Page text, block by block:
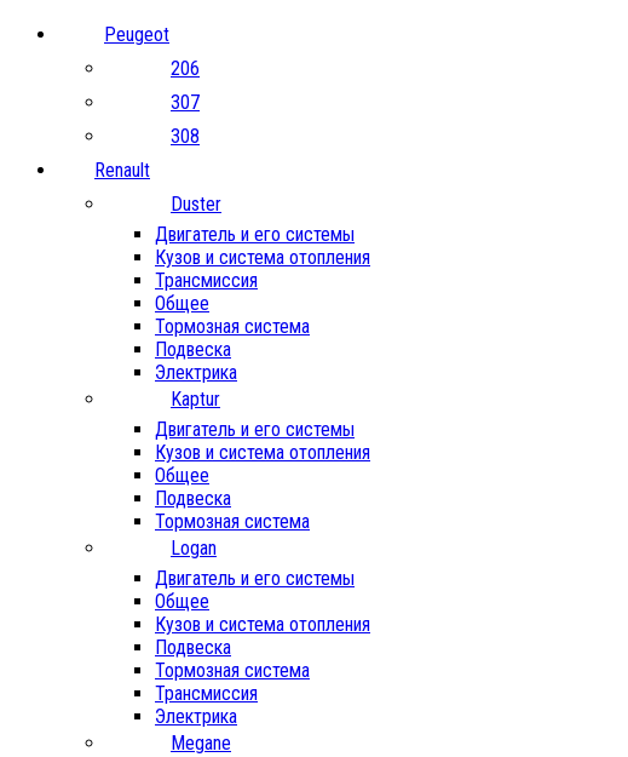
Peugeot
206
307
308
Renault
Duster
Двигатель и его системы
Кузов и система отопления
Трансмиссия
Общее
Тормозная система
Подвеска
Электрика
Kaptur
Двигатель и его системы
Кузов и система отопления
Общее
Подвеска
Тормозная система
Logan
Двигатель и его системы
Общее
Кузов и система отопления
Подвеска
Тормозная система
Трансмиссия
Электрика
Megane